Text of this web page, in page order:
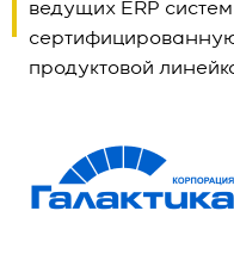
ведущих ERP
продуктовой